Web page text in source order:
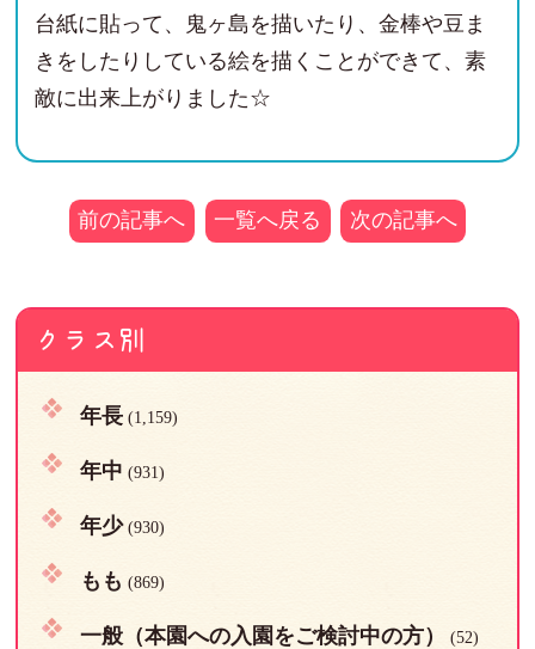
台紙に貼って、鬼ヶ島を描いたり、金棒や豆ま
きをしたりしている絵を描くことができて、素
敵に出来上がりました☆
前の記事へ 一覧へ戻る 次の記事へ
クラス別
年長(1,159)
年中 (931)
年少(930)
もも (869)
一般（本園への入園をご検討中の方） (52)